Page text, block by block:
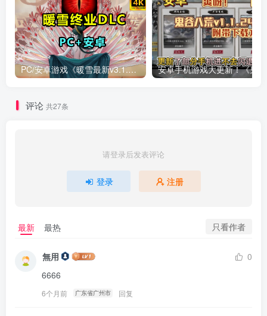
PC/安卓游戏《暖雪最新v3.1.0.1》终业DLC整合版！
评论 共27条
请登录后发表评论
登录 注册
最新 最热 只看作者
無用
0
6666
6个月前 广东省广州市 回复